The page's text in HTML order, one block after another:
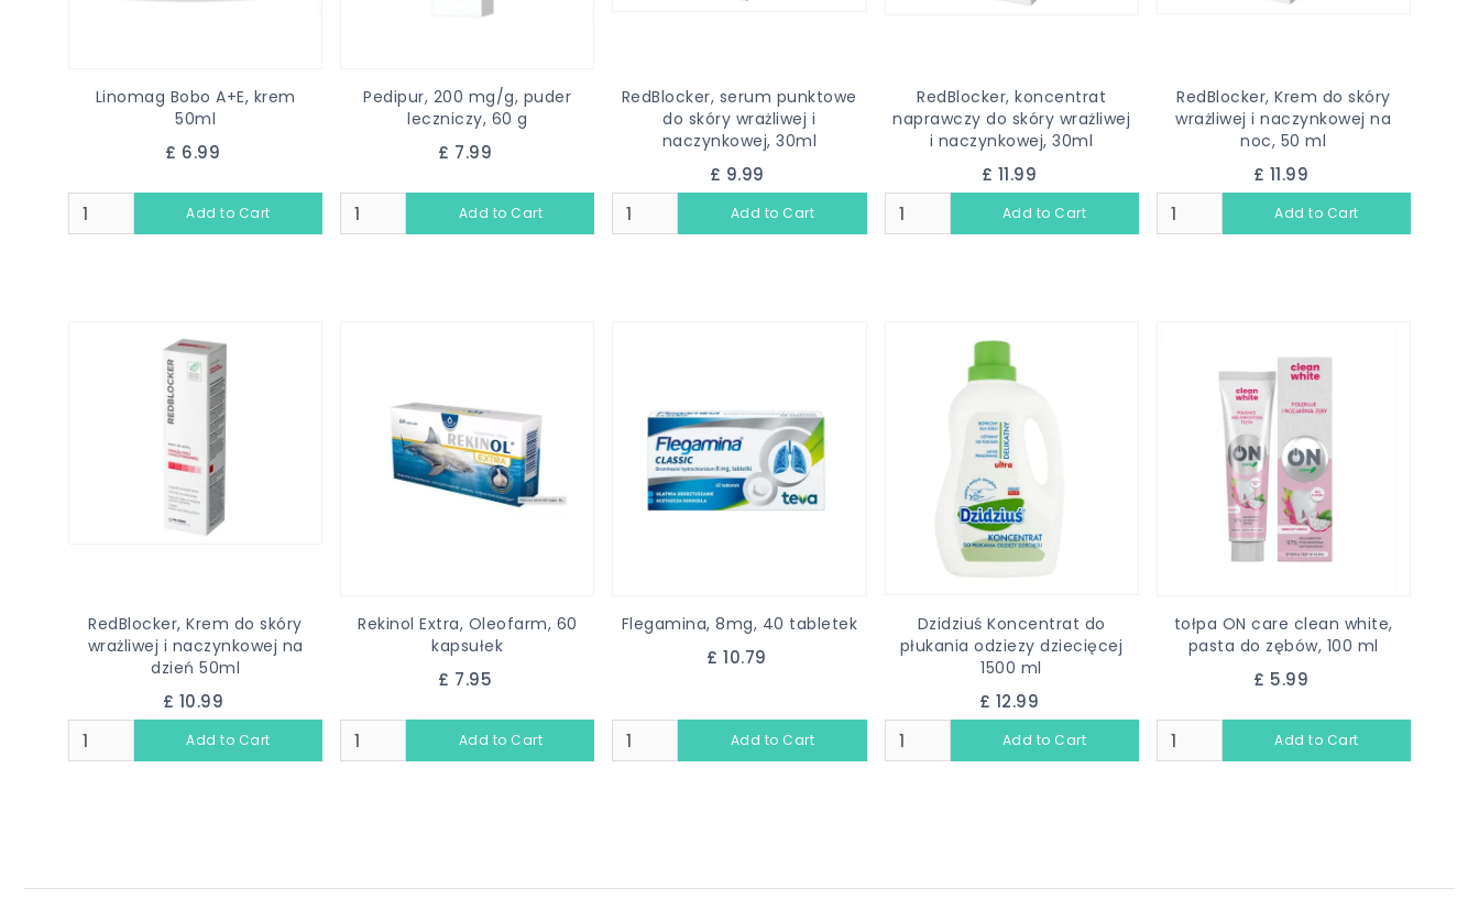
Linomag Bobo A+E, krem
50ml
£ 6.99
Pedipur, 200 mg/g, puder
leczniczy, 60 g
£ 7.99
RedBlocker, serum punktowe
do skóry wrażliwej i
naczynkowej, 30ml
£ 9.99
RedBlocker, koncentrat
naprawczy do skóry wrażliwej
i naczynkowej, 30ml
£ 11.99
RedBlocker, Krem do skóry
wrażliwej i naczynkowej na
noc, 50 ml
£ 11.99
RedBlocker, Krem do skóry
wrażliwej i naczynkowej na
dzień 50ml
£ 10.99
Rekinol Extra, Oleofarm, 60
kapsułek
£ 7.95
Flegamina, 8mg, 40 tabletek
£ 10.79
Dzidziuś Koncentrat do
płukania odziezy dziecięcej
1500 ml
£ 12.99
tołpa ON care clean white,
pasta do zębów, 100 ml
£ 5.99